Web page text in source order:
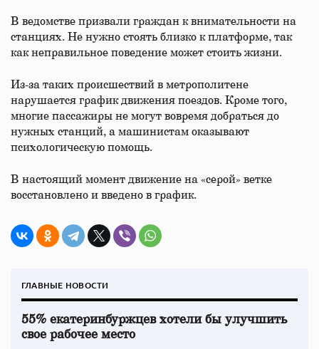
В ведомстве призвали граждан к внимательности на
станциях. Не нужно стоять близко к платформе, так
как неправильное поведение может стоить жизни.
Из-за таких происшествий в метрополитене
нарушается график движения поездов. Кроме того,
многие пассажиры не могут вовремя добраться до
нужных станций, а машинистам оказывают
психологическую помощь.
В настоящий момент движение на «серой» ветке
восстановлено и введено в график.
ГЛАВНЫЕ НОВОСТИ
55% екатеринбуржцев хотели бы улучшить
свое рабочее место